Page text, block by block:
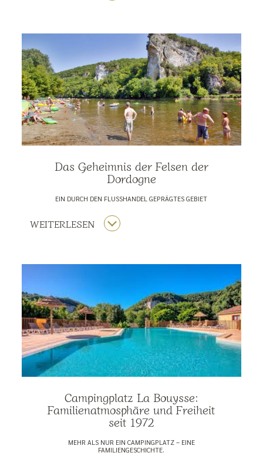
Das Geheimnis der Felsen der
Dordogne
EIN DURCH DEN FLUSSHANDEL GEPRÄGTES GEBIET
WEITERLESEN
Campingplatz La Bouysse:
Familienatmosphäre und Freiheit
seit 1972
MEHR ALS NUR EIN CAMPINGPLATZ – EINE
FAMILIENGESCHICHTE.